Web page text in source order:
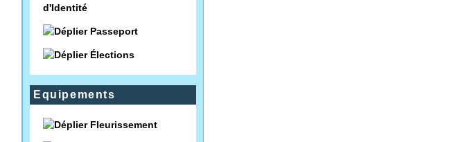
d'Identité
Passeport
Élections
Equipements
Fleurissement